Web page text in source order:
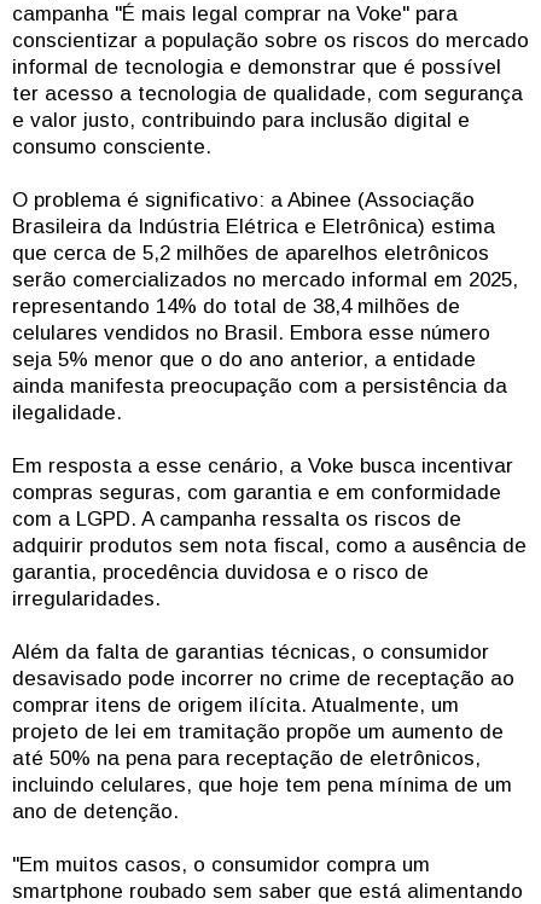
campanha "É mais legal comprar na Voke" para
conscientizar a população sobre os riscos do mercado
informal de tecnologia e demonstrar que é possível
ter acesso a tecnologia de qualidade, com segurança
e valor justo, contribuindo para inclusão digital e
consumo consciente.
O problema é significativo: a Abinee (Associação
Brasileira da Indústria Elétrica e Eletrônica) estima
que cerca de 5,2 milhões de aparelhos eletrônicos
serão comercializados no mercado informal em 2025,
representando 14% do total de 38,4 milhões de
celulares vendidos no Brasil. Embora esse número
seja 5% menor que o do ano anterior, a entidade
ainda manifesta preocupação com a persistência da
ilegalidade.
Em resposta a esse cenário, a Voke busca incentivar
compras seguras, com garantia e em conformidade
com a LGPD. A campanha ressalta os riscos de
adquirir produtos sem nota fiscal, como a ausência de
garantia, procedência duvidosa e o risco de
irregularidades.
Além da falta de garantias técnicas, o consumidor
desavisado pode incorrer no crime de receptação ao
comprar itens de origem ilícita. Atualmente, um
projeto de lei em tramitação propõe um aumento de
até 50% na pena para receptação de eletrônicos,
incluindo celulares, que hoje tem pena mínima de um
ano de detenção.
"Em muitos casos, o consumidor compra um
smartphone roubado sem saber que está alimentando